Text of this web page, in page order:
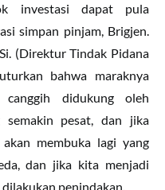
investasi dapat pula
simpan pinjam, Brigjen.
(Direktur Tindak Pidana
bahwa maraknya
didukung oleh
semakin pesat, dan jika
membuka lagi yang
dan jika kita menjadi
penindakan.